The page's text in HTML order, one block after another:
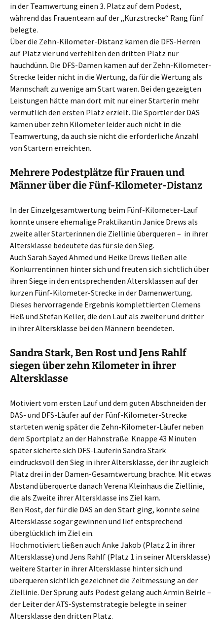
in der Teamwertung einen 3. Platz auf dem Podest,
während das Frauenteam auf der „Kurzstrecke“ Rang fünf
belegte.
Über die Zehn-Kilometer-Distanz kamen die DFS-Herren
auf Platz vier und verfehlten den dritten Platz nur
hauchdünn. Die DFS-Damen kamen auf der Zehn-Kilometer-
Strecke leider nicht in die Wertung, da für die Wertung als
Mannschaft zu wenige am Start waren. Bei den gezeigten
Leistungen hätte man dort mit nur einer Starterin mehr
vermutlich den ersten Platz erzielt. Die Sportler der DAS
kamen über zehn Kilometer leider auch nicht in die
Teamwertung, da auch sie nicht die erforderliche Anzahl
von Startern erreichten.
Mehrere Podestplätze für Frauen und
Männer über die Fünf-Kilometer-Distanz
In der Einzelgesamtwertung beim Fünf-Kilometer-Lauf
konnte unsere ehemalige Praktikantin Janice Drews als
zweite aller Starterinnen die Ziellinie überqueren – in ihrer
Altersklasse bedeutete das für sie den Sieg.
Auch Sarah Sayed Ahmed und Heike Drews ließen alle
Konkurrentinnen hinter sich und freuten sich sichtlich über
ihren Siege in den entsprechenden Altersklassen auf der
kurzen Fünf-Kilometer-Strecke in der Damenwertung.
Dieses hervorragende Ergebnis komplettierten Clemens
Heß und Stefan Keller, die den Lauf als zweiter und dritter
in ihrer Altersklasse bei den Männern beendeten.
Sandra Stark, Ben Rost und Jens Rahlf
siegen über zehn Kilometer in ihrer
Altersklasse
Motiviert vom ersten Lauf und dem guten Abschneiden der
DAS- und DFS-Läufer auf der Fünf-Kilometer-Strecke
starteten wenig später die Zehn-Kilometer-Läufer neben
dem Sportplatz an der Hahnstraße. Knappe 43 Minuten
später sicherte sich DFS-Läuferin Sandra Stark
eindrucksvoll den Sieg in ihrer Altersklasse, der ihr zugleich
Platz drei in der Damen-Gesamtwertung brachte. Mit etwas
Abstand überquerte danach Verena Kleinhaus die Ziellinie,
die als Zweite ihrer Altersklasse ins Ziel kam.
Ben Rost, der für die DAS an den Start ging, konnte seine
Altersklasse sogar gewinnen und lief entsprechend
überglücklich im Ziel ein.
Hochmotiviert ließen auch Anke Jakob (Platz 2 in ihrer
Altersklasse) und Jens Rahlf (Platz 1 in seiner Altersklasse)
weitere Starter in ihrer Altersklasse hinter sich und
überqueren sichtlich gezeichnet die Zeitmessung an der
Ziellinie. Der Sprung aufs Podest gelang auch Armin Beirle –
der Leiter der ATS-Systemstrategie belegte in seiner
Altersklasse den dritten Platz.